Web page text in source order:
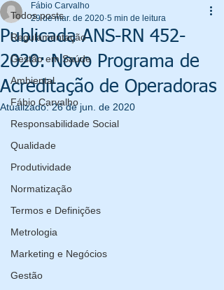
Todos posts
Regulamentação
Gestão em Saúde
Ambiental
Fábio Carvalho
Responsabilidade Social
Qualidade
Produtividade
Normatização
Termos e Definições
Metrologia
Marketing e Negócios
Gestão
Publicada ANS-RN 452-
2020: Novo Programa de
Acreditação de Operadoras
Fábio Carvalho
29 de mar. de 2020 5 min de leitura
Atualizado:26 de jun. de 2020